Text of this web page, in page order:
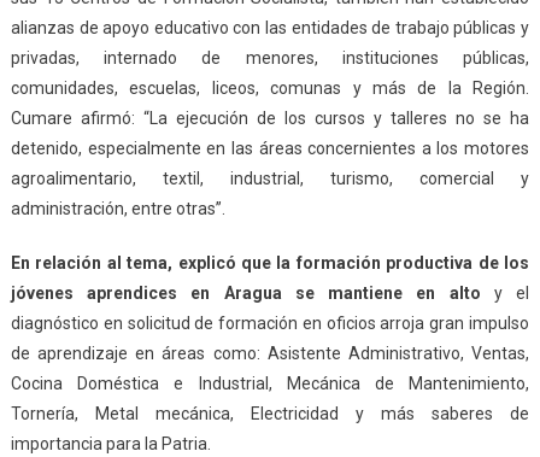
alianzas de apoyo educativo con las entidades de trabajo públicas y
privadas, internado de menores, instituciones públicas,
comunidades, escuelas, liceos, comunas y más de la Región.
Cumare afirmó: “La ejecución de los cursos y talleres no se ha
detenido, especialmente en las áreas concernientes a los motores
agroalimentario, textil, industrial, turismo, comercial y
administración, entre otras”.
En relación al tema, explicó que la formación productiva de los
jóvenes aprendices en Aragua se mantiene en alto y el
diagnóstico en solicitud de formación en oficios arroja gran impulso
de aprendizaje en áreas como: Asistente Administrativo, Ventas,
Cocina Doméstica e Industrial, Mecánica de Mantenimiento,
Tornería, Metal mecánica, Electricidad y más saberes de
importancia para la Patria.